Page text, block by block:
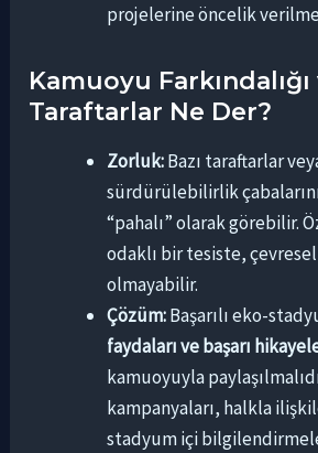
projelerine öncelik
Kamuoyu
Taraftarlar Ne Der?
Zorluk:Bazı taraftarlar
sürdürülebilirlik
“pahalı” olarak görebilir.
odaklı bir tesiste,
olmayabilir.
Çözüm:Başarılı eko-
faydaları ve başarı
kamuoyuyla
kampanyaları, halkla
stadyum içi